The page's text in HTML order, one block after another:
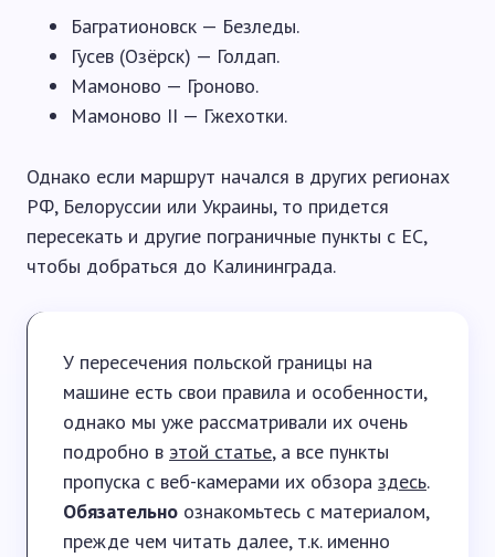
Багратионовск — Безледы.
Гусев (Озёрск) — Голдап.
Мамоново — Гроново.
Мамоново II — Гжехотки.
Однако если маршрут начался в других регионах
РФ, Белоруссии или Украины, то придется
пересекать и другие пограничные пункты с ЕС,
чтобы добраться до Калининграда.
У пересечения польской границы на
машине есть свои правила и особенности,
однако мы уже рассматривали их очень
подробно в этой статье, а все пункты
пропуска с веб-камерами их обзора здесь.
Обязательно ознакомьтесь с материалом,
прежде чем читать далее, т.к. именно